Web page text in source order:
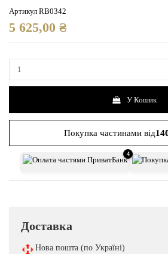
Артикул RB0342
5 625,00 ₴
У Кошик
Покупка частинами від
4
Доставка
Нова пошта (по Україні)